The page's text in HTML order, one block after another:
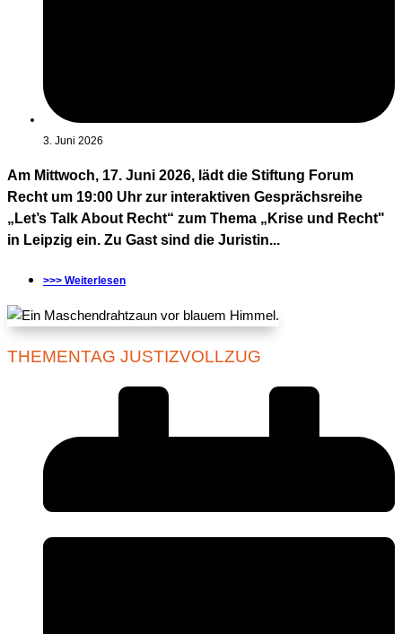
3. Juni 2026
Am Mittwoch, 17. Juni 2026, lädt die Stiftung Forum
Recht um 19:00 Uhr zur interaktiven Gesprächsreihe
„Let’s Talk About Recht“ zum Thema „Krise und Recht"
in Leipzig ein. Zu Gast sind die Juristin...
>>> Weiterlesen
THEMENTAG JUSTIZVOLLZUG